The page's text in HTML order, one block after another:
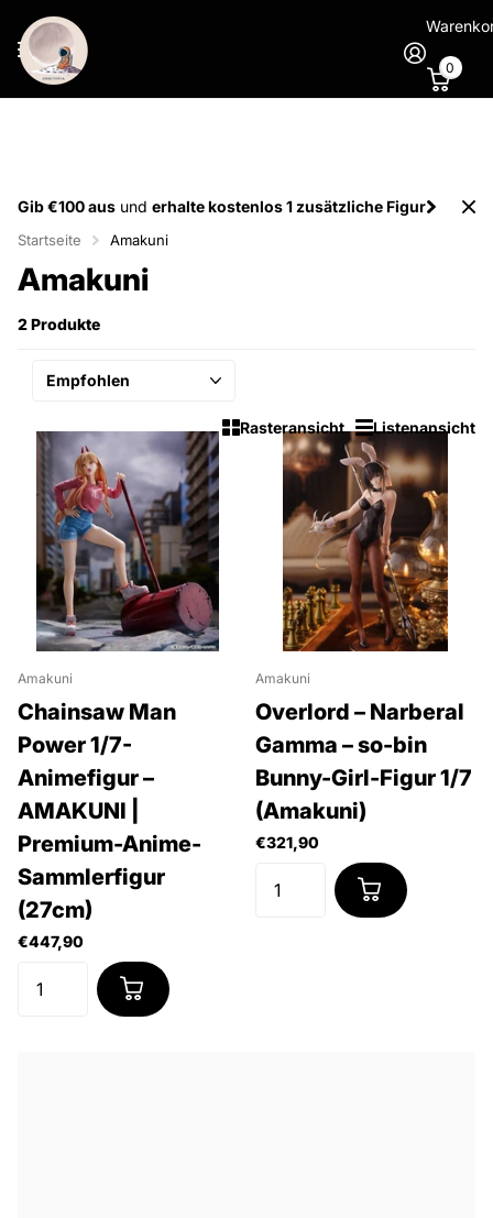
0
Gib €100 aus und erhalte kostenlos 1 zusätzliche Figur
Startseite Amakuni
Amakuni
2 Produkte
Rasteransicht Listenansicht
Amakuni
Chainsaw Man
Power 1/7-
Animefigur –
AMAKUNI |
Premium-Anime-
Sammlerfigur
(27cm)
€447,90
Amakuni
Overlord – Narberal
Gamma – so-bin
Bunny-Girl-Figur 1/7
(Amakuni)
€321,90